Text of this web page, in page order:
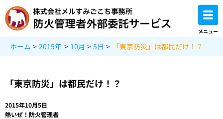
容
を
メニュー
ホーム 2015年 10月 5日 「東京防災」は都民だけ！？
「東京防災」は都民だけ！？
2015年10月5日
熱いぜ！防火管理者